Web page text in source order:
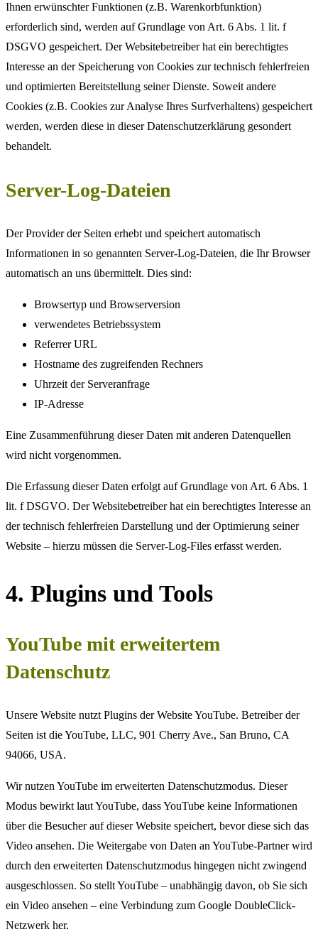
Ihnen erwünschter Funktionen (z.B. Warenkorbfunktion)
erforderlich sind, werden auf Grundlage von Art. 6 Abs. 1 lit. f
DSGVO gespeichert. Der Websitebetreiber hat ein berechtigtes
Interesse an der Speicherung von Cookies zur technisch fehlerfreien
und optimierten Bereitstellung seiner Dienste. Soweit andere
Cookies (z.B. Cookies zur Analyse Ihres Surfverhaltens) gespeichert
werden, werden diese in dieser Datenschutzerklärung gesondert
behandelt.
Server-Log-Dateien
Der Provider der Seiten erhebt und speichert automatisch
Informationen in so genannten Server-Log-Dateien, die Ihr Browser
automatisch an uns übermittelt. Dies sind:
Browsertyp und Browserversion
verwendetes Betriebssystem
Referrer URL
Hostname des zugreifenden Rechners
Uhrzeit der Serveranfrage
IP-Adresse
Eine Zusammenführung dieser Daten mit anderen Datenquellen
wird nicht vorgenommen.
Die Erfassung dieser Daten erfolgt auf Grundlage von Art. 6 Abs. 1
lit. f DSGVO. Der Websitebetreiber hat ein berechtigtes Interesse an
der technisch fehlerfreien Darstellung und der Optimierung seiner
Website – hierzu müssen die Server-Log-Files erfasst werden.
4. Plugins und Tools
YouTube mit erweitertem
Datenschutz
Unsere Website nutzt Plugins der Website YouTube. Betreiber der
Seiten ist die YouTube, LLC, 901 Cherry Ave., San Bruno, CA
94066, USA.
Wir nutzen YouTube im erweiterten Datenschutzmodus. Dieser
Modus bewirkt laut YouTube, dass YouTube keine Informationen
über die Besucher auf dieser Website speichert, bevor diese sich das
Video ansehen. Die Weitergabe von Daten an YouTube-Partner wird
durch den erweiterten Datenschutzmodus hingegen nicht zwingend
ausgeschlossen. So stellt YouTube – unabhängig davon, ob Sie sich
ein Video ansehen – eine Verbindung zum Google DoubleClick-
Netzwerk her.